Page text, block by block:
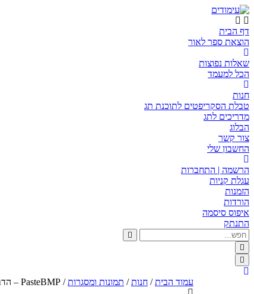
דף הבית
הוצאת ספר לאור
שאלות נפוצות
הכל למעמד
חנות
טבלת הסקריפטים לתוכנת תג
מדריכים לתג
הבלוג
צור קשר
החשבון שלי
הרשמה | התחברות
עגלת קניות
הזמנות
הורדות
איפוס סיסמה
התנתק
חפש...
עמוד הבית/ חנות/ תמונות ומסגרות/ PasteBMP – הדבק תמונה